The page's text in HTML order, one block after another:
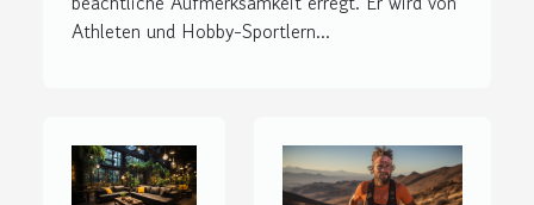
Athleten und Hobby-Sportlern...